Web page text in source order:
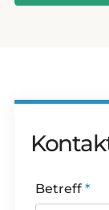
Betreff *